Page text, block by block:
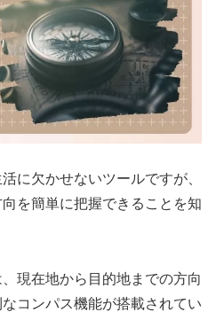
に欠かせないツールですが、
を簡単に把握できることを知
現在地から目的地までの方向
コンパス機能が搭載されてい